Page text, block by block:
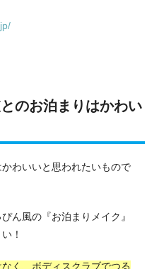
のお泊まりはかわい
わいいと思われたいもので
ん風の『お泊まりメイク』
！
く、ボディスクラブでつる